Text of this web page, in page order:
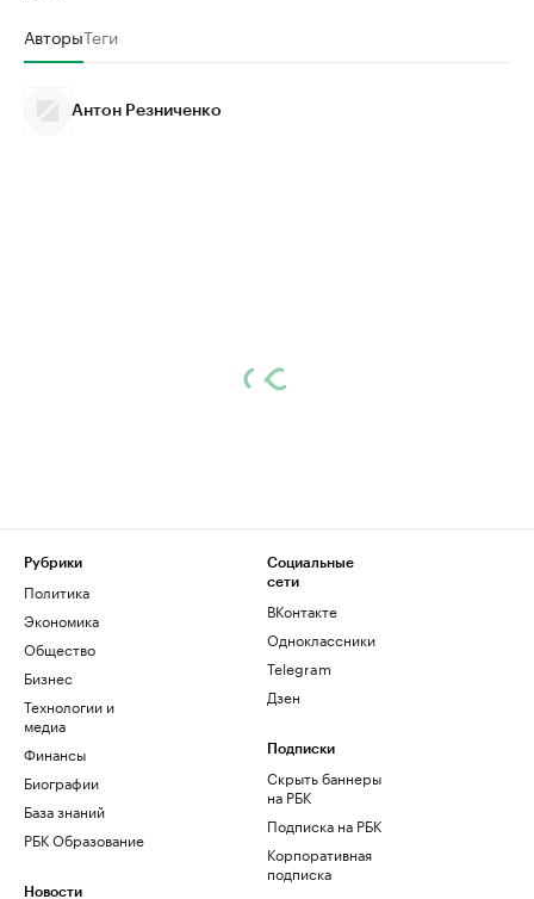
АвторыТеги
Антон Резниченко
Рубрики
Политика
Экономика
Общество
Бизнес
Технологии и
медиа
Финансы
Биографии
База знаний
РБК Образование
Новости
Социальные
сети
ВКонтакте
Одноклассники
Telegram
Дзен
Подписки
Скрыть баннеры
на РБК
Подписка на РБК
Корпоративная
подписка